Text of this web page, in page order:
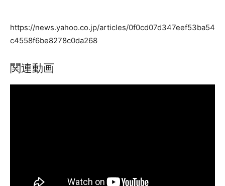
https://news.yahoo.co.jp/articles/0f0cd07d347eef53ba54
c4558f6be8278c0da268
関連動画